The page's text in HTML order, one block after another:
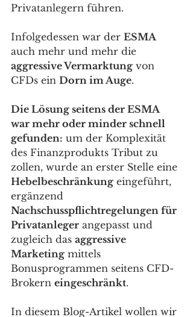
Privatanlegern führen.
Infolgedessen war der ESMA
auch mehr und mehr die
aggressive Vermarktung von
CFDs ein Dorn im Auge.
Die Lösung seitens der ESMA
war mehr oder minder schnell
gefunden: um der Komplexität
des Finanzprodukts Tribut zu
zollen, wurde an erster Stelle eine
Hebelbeschränkung eingeführt,
ergänzend
Nachschusspflichtregelungen für
Privatanleger angepasst und
zugleich das aggressive
Marketing mittels
Bonusprogrammen seitens CFD-
Brokern eingeschränkt.
In diesem Blog-Artikel wollen wir